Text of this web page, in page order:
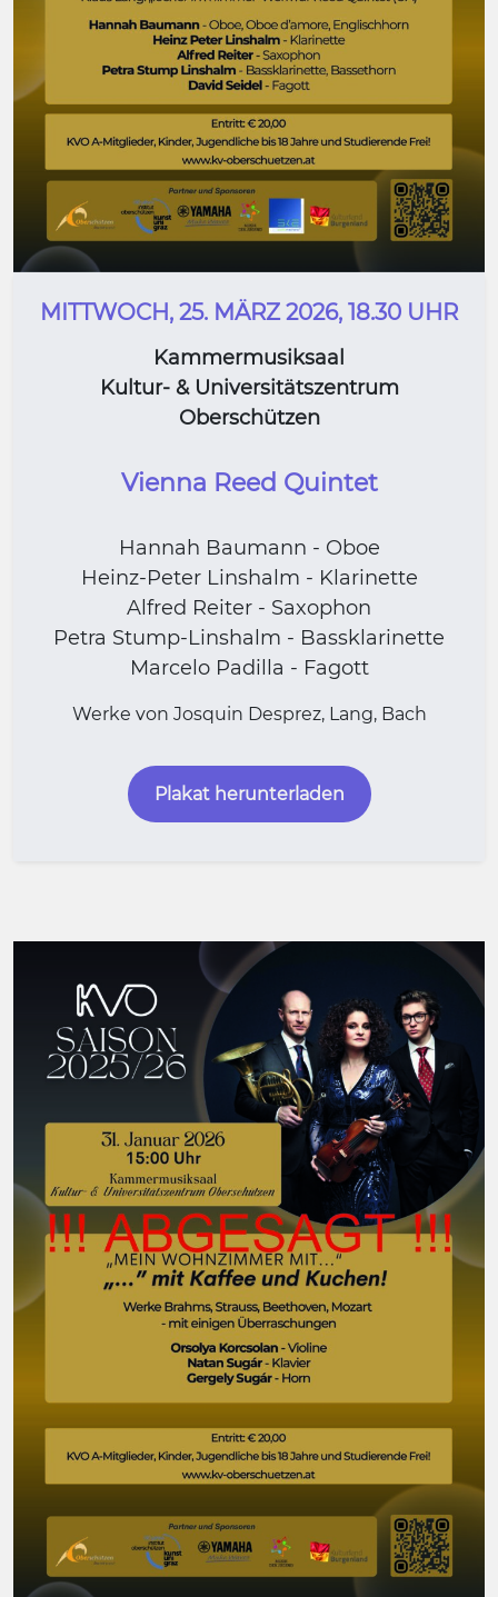
MITTWOCH, 25. MÄRZ 2026, 18.30 UHR
Kammermusiksaal
Kultur- & Universitätszentrum
Oberschützen
Vienna Reed Quintet
Hannah Baumann - Oboe
Heinz-Peter Linshalm - Klarinette
Alfred Reiter - Saxophon
Petra Stump-Linshalm - Bassklarinette
Marcelo Padilla - Fagott
Werke von Josquin Desprez, Lang, Bach
Plakat herunterladen